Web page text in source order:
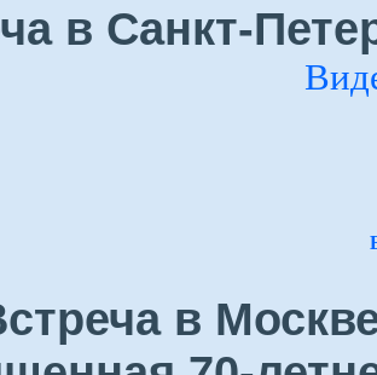
в Санкт-
в